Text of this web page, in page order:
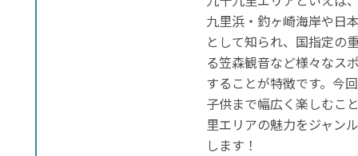
九里浜・釣ヶ崎海岸や日
として知られ、国指定の
る笠森観音など様々なス
することが特徴です。今
子供まで幅広く楽しむこ
里エリアの魅力をジャン
します！